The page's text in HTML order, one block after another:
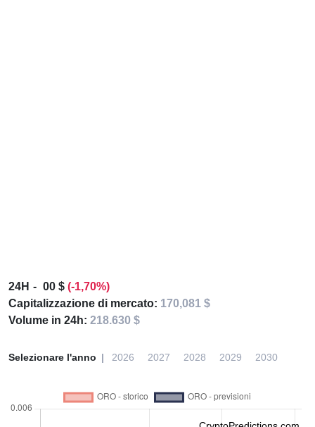
24H 00 $ (-1,70%)
Capitalizzazione di mercato: 170,081 $
Volume in 24h: 218.630 $
Selezionare l'anno 2026 2027 2028 2029 2030